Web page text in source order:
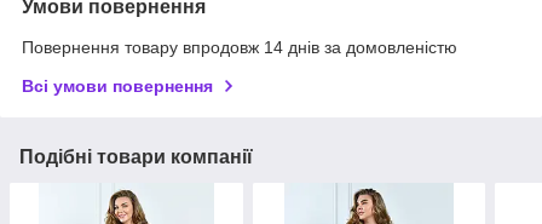
Умови повернення
Повернення товару впродовж 14 днів за домовленістю
Всі умови повернення
Подібні товари компанії